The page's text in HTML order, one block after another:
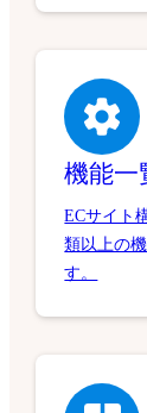
機能一
ECサイト
類以上の
す。